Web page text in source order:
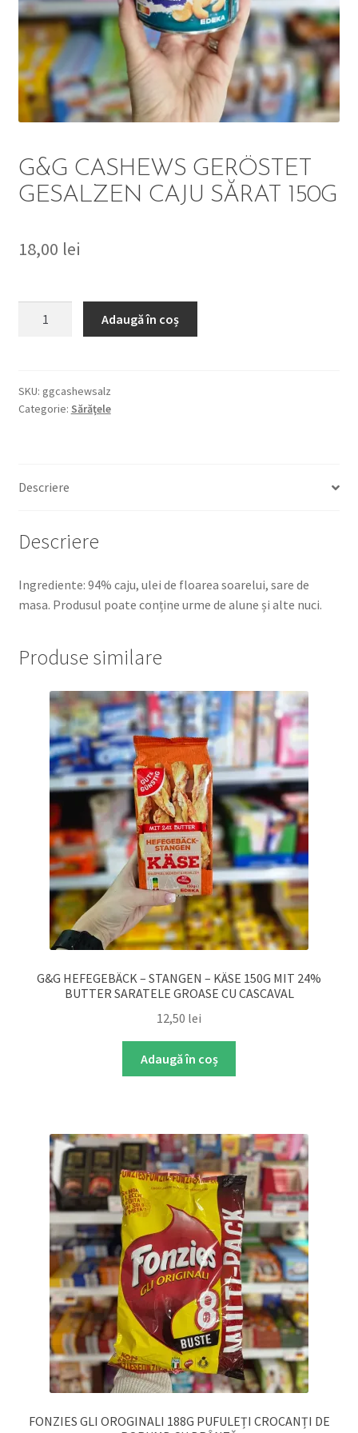
DETERGENT
SOLUȚII CURĂȚENIE
ÎNGRIJIRE
PERSONALĂ
TROLERE
ARTICOLE VOIAJ
G&G CASHEWS GERÖSTET
GESALZEN CAJU SĂRAT 150G
18,00 lei
GESALZEN
CAJU
Adaugă în coș
SKU: ggcashewsalz
Categorie: Sărăţele
Descriere
Descriere
Ingrediente: 94% caju, ulei de floarea soarelui, sare de
masa. Produsul poate conține urme de alune și alte nuci.
Produse similare
G&G HEFEGEBÄCK – STANGEN – KÄSE 150G MIT 24%
BUTTER SARATELE GROASE CU CASCAVAL
12,50 lei
Adaugă în coș
FONZIES GLI OROGINALI 188G PUFULEȚI CROCANȚI DE